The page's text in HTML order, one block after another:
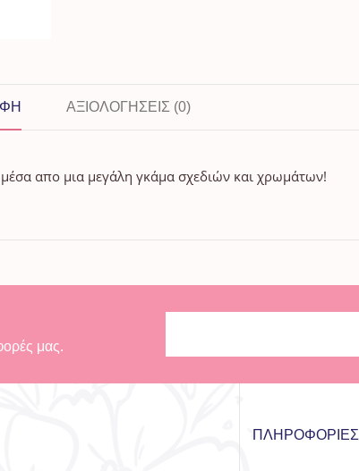
ΑΞΙΟΛΟΓΉΣΕΙΣ (0)
μέσα απο μια μεγάλη γκάμα σχεδιών και χρωμάτων!
μας.
ΠΛΗΡΟΦΟΡΊΕΣ